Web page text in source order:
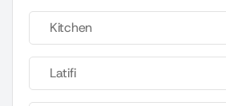
Kitchen
Latifi